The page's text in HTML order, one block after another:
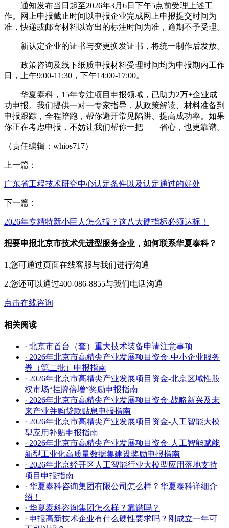
通知发布当日起至2026年3月6日下午5点前受理上述工
作。网上申报截止时间以申报企业完成网上申报提交时间为
准，快递或邮寄材料以寄出的标注时间为准，逾期不予受理。
新认定企业的证书与变更换发证书，将统一制作后发放。
政策咨询及线下纸质申报材料受理时间均为申报期内工作
日，上午9:00-11:30，下午14:00-17:00。
华夏泰科，15年专注项目申报领域，已助力2万+企业成
功申报。我们提供一对一专家指导，从政策解读、材料准备到
申报跟踪，全程陪跑，帮你避开常见陷阱、提高成功率。如果
你正在考虑申报，不妨让我们帮你一把——省心，也更靠谱。
（责任编辑：whios717）
上一篇：
广东省工程技术研究中心认定条件以及认定通过的好处
下一篇：
2026年专精特新小巨人怎么报？这八大硬指标必须达标！
想要申报北京市技术先进型服务企业，如何联系华夏泰科？
1.您可通过页面在线客服与我们进行沟通
2.您还可以通过400-086-8855与我们电话沟通
点击在线咨询
相关阅读
· 北京市首台（套）重大技术装备申请注意事项
· 2026年北京市高精尖产业发展项目资金-中小企业服务
券（第二批）申报指南
· 2026年北京市高精尖产业发展项目资金-北京区域性股
权市场“挂牌倍增”奖励申报指南
· 2026年北京市高精尖产业发展项目资金-战略新兴及未
来产业并购贷款贴息申报指南
· 2026年北京市高精尖产业发展项目资金-人工智能大模
型应用补贴申报指南
· 2026年北京市高精尖产业发展项目资金-人工智能赋能
新型工业化高质量数据集建设奖励申报指南
· 2026年北京经开区人工智能行业大模型应用落地支持
项目申报指南
· 华夏泰科咨询集团有限公司怎么样？华夏泰科详细介
绍！
· 华夏泰科咨询集团怎么样？靠谱吗？
· 申报高新技术企业有什么硬性要求吗？刚成立一年可